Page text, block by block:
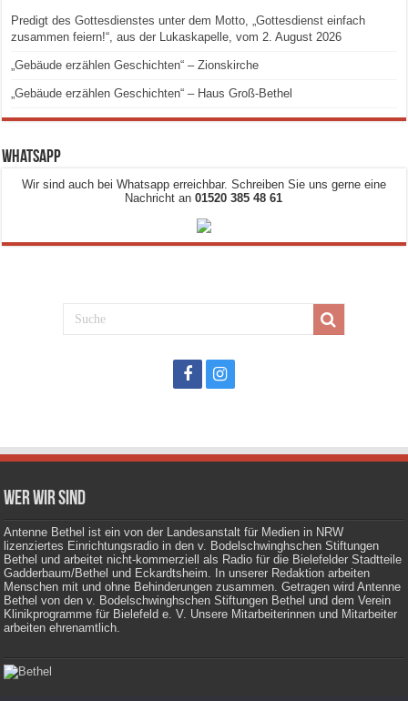
Predigt des Gottesdienstes unter dem Motto, „Gottesdienst einfach
zusammen feiern!“, aus der Lukaskapelle, vom 2. August 2026
„Gebäude erzählen Geschichten“ – Zionskirche
„Gebäude erzählen Geschichten“ – Haus Groß-Bethel
Whatsapp
Wir sind auch bei Whatsapp erreichbar. Schreiben Sie uns gerne eine
Nachricht an01520 385 48 61
Wer wir sind
Antenne Bethel ist ein von der Landesanstalt für Medien in NRW
lizenziertes Einrichtungsradio in den v. Bodelschwinghschen Stiftungen
Bethel und arbeitet nicht-kommerziell als Radio für die Bielefelder Stadtteile
Gadderbaum/Bethel und Eckardtsheim. In unserer Redaktion arbeiten
Menschen mit und ohne Behinderungen zusammen. Getragen wird Antenne
Bethel von den v. Bodelschwinghschen Stiftungen Bethel und dem Verein
Klinikprogramme für Bielefeld e. V. Unsere Mitarbeiterinnen und Mitarbeiter
arbeiten ehrenamtlich.